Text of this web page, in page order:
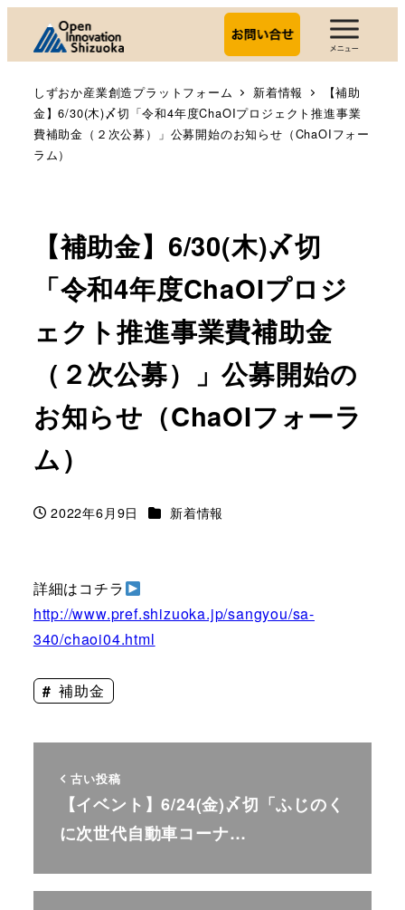
しずおか産業創造プラットフォーム 新着情報
【補助
金】6/30(木)〆切「令和4年度ChaOIプロジェクト推進事業
費補助金（２次公募）」公募開始のお知らせ（ChaOIフォー
ラム）
【補助金】6/30(木)〆切
「令和4年度ChaOIプロジ
ェクト推進事業費補助金
（２次公募）」公募開始の
お知らせ（ChaOIフォーラ
ム）
投稿日
2022年6月9日 カテゴリー
新着情報
詳細はコチラ
http://www.pref.shizuoka.jp/sangyou/sa-
340/chaoi04.html
補助金
古い投稿
【イベント】6/24(金)〆切「ふじのく
に次世代自動車コーナ…